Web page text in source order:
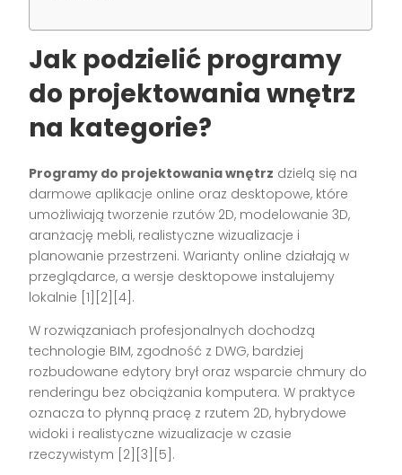
Jak podzielić programy
do projektowania wnętrz
na kategorie?
Programy do projektowania wnętrz dzielą się na
darmowe aplikacje online oraz desktopowe, które
umożliwiają tworzenie rzutów 2D, modelowanie 3D,
aranżację mebli, realistyczne wizualizacje i
planowanie przestrzeni. Warianty online działają w
przeglądarce, a wersje desktopowe instalujemy
lokalnie [1][2][4].
W rozwiązaniach profesjonalnych dochodzą
technologie BIM, zgodność z DWG, bardziej
rozbudowane edytory brył oraz wsparcie chmury do
renderingu bez obciążania komputera. W praktyce
oznacza to płynną pracę z rzutem 2D, hybrydowe
widoki i realistyczne wizualizacje w czasie
rzeczywistym [2][3][5].